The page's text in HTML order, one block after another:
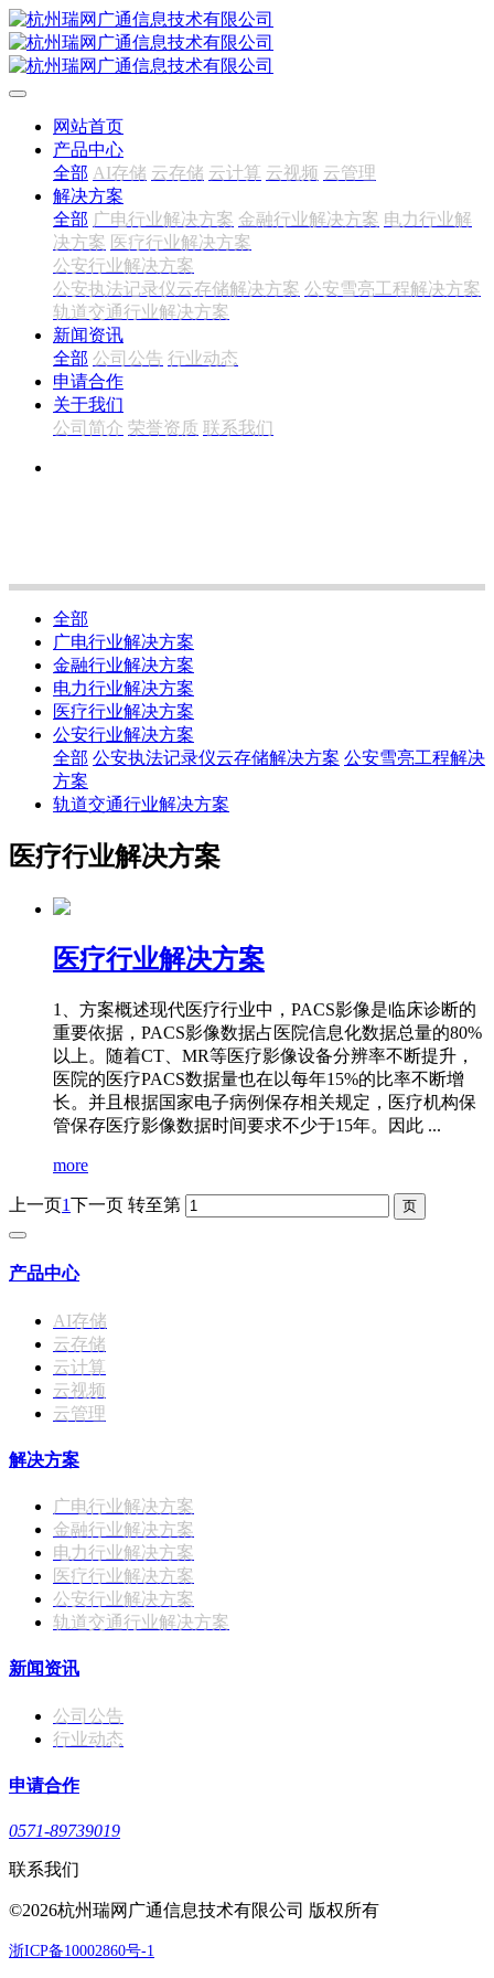
网站首页
产品中心
全部 AI存储 云存储 云计算 云视频 云管理
解决方案
全部 广电行业解决方案 金融行业解决方案 电力行业解
决方案 医疗行业解决方案
公安行业解决方案
公安执法记录仪云存储解决方案 公安雪亮工程解决方案
轨道交通行业解决方案
新闻资讯
全部 公司公告 行业动态
申请合作
关于我们
公司简介 荣誉资质 联系我们
全部
广电行业解决方案
金融行业解决方案
电力行业解决方案
医疗行业解决方案
公安行业解决方案
全部 公安执法记录仪云存储解决方案 公安雪亮工程解决
方案
轨道交通行业解决方案
医疗行业解决方案
医疗行业解决方案
1、方案概述现代医疗行业中，PACS影像是临床诊断的
重要依据，PACS影像数据占医院信息化数据总量的80%
以上。随着CT、MR等医疗影像设备分辨率不断提升，
医院的医疗PACS数据量也在以每年15%的比率不断增
长。并且根据国家电子病例保存相关规定，医疗机构保
管保存医疗影像数据时间要求不少于15年。因此 ...
more
上一页1下一页 转至第
产品中心
AI存储
云存储
云计算
云视频
云管理
解决方案
广电行业解决方案
金融行业解决方案
电力行业解决方案
医疗行业解决方案
公安行业解决方案
轨道交通行业解决方案
新闻资讯
公司公告
行业动态
申请合作
0571-89739019
联系我们
©2026杭州瑞网广通信息技术有限公司 版权所有
浙ICP备10002860号-1